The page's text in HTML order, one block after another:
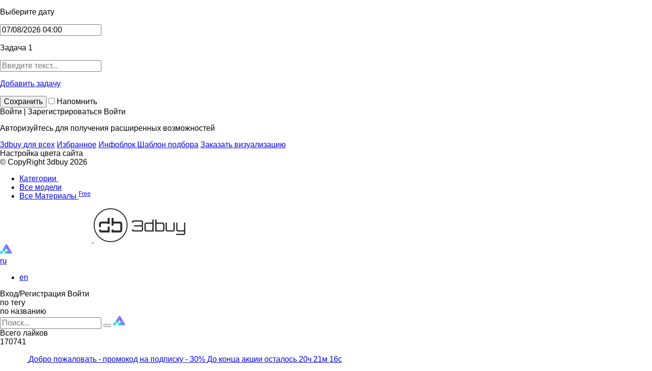
Выберите дату
Задача 1
Добавить задачу
Сохранить
Напомнить
Войти | Зарегистрироваться Войти
Авторизуйтесь для получения расширенных возможностей
3dbuy для всех Избранное Инфоблок Шаблон подбора Заказать визуализацию
Настройка цвета сайта
© CopyRight 3dbuy 2026
Категории
Все модели
Все Материалы Free
ru
en
Вход/Регистрация Войти
по тегу
по названию
Всего лайков
170741
Добро пожаловать - промокод на подписку - 30% До конца акции осталось 20ч 21м 15с